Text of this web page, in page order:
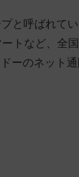
と呼ばれて
トなど、全
ーのネット